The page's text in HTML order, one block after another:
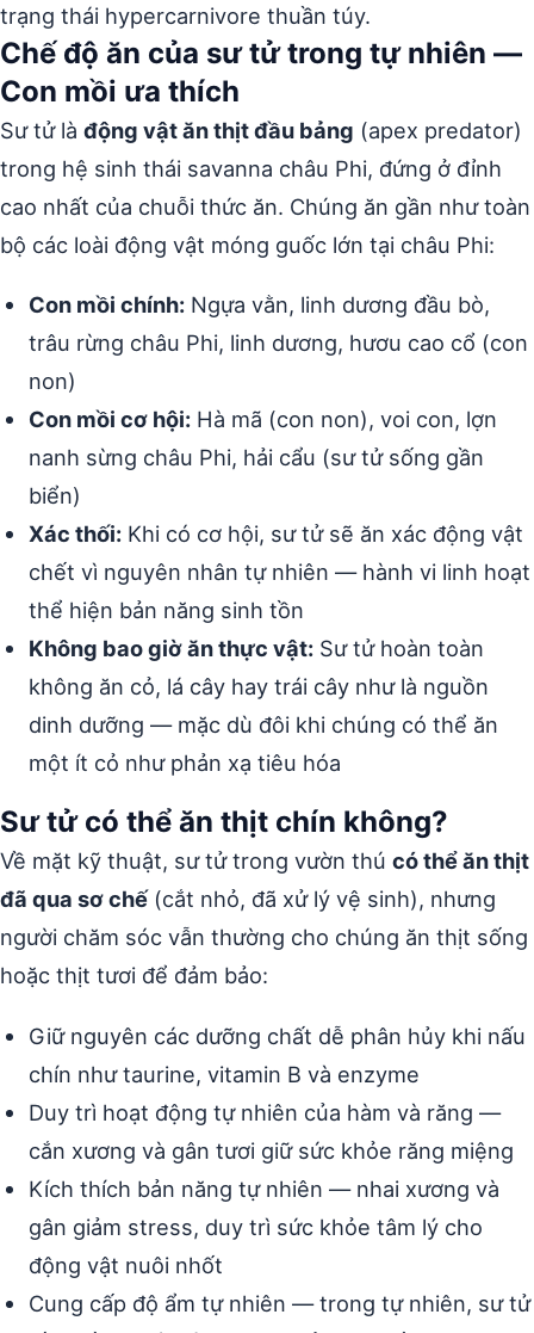
trạng thái hypercarnivore thuần túy.
Chế độ ăn của sư tử trong tự nhiên —
Con mồi ưa thích
Sư tử là động vật ăn thịt đầu bảng (apex predator)
trong hệ sinh thái savanna châu Phi, đứng ở đỉnh
cao nhất của chuỗi thức ăn. Chúng ăn gần như toàn
bộ các loài động vật móng guốc lớn tại châu Phi:
Con mồi chính: Ngựa vằn, linh dương đầu bò,
trâu rừng châu Phi, linh dương, hươu cao cổ (con
non)
Con mồi cơ hội: Hà mã (con non), voi con, lợn
nanh sừng châu Phi, hải cẩu (sư tử sống gần
biển)
Xác thối: Khi có cơ hội, sư tử sẽ ăn xác động vật
chết vì nguyên nhân tự nhiên — hành vi linh hoạt
thể hiện bản năng sinh tồn
Không bao giờ ăn thực vật: Sư tử hoàn toàn
không ăn cỏ, lá cây hay trái cây như là nguồn
dinh dưỡng — mặc dù đôi khi chúng có thể ăn
một ít cỏ như phản xạ tiêu hóa
Sư tử có thể ăn thịt chín không?
Về mặt kỹ thuật, sư tử trong vườn thú có thể ăn thịt
đã qua sơ chế(cắt nhỏ, đã xử lý vệ sinh), nhưng
người chăm sóc vẫn thường cho chúng ăn thịt sống
hoặc thịt tươi để đảm bảo:
Giữ nguyên các dưỡng chất dễ phân hủy khi nấu
chín như taurine, vitamin B và enzyme
Duy trì hoạt động tự nhiên của hàm và răng —
cắn xương và gân tươi giữ sức khỏe răng miệng
Kích thích bản năng tự nhiên — nhai xương và
gân giảm stress, duy trì sức khỏe tâm lý cho
động vật nuôi nhốt
Cung cấp độ ẩm tự nhiên — trong tự nhiên, sư tử